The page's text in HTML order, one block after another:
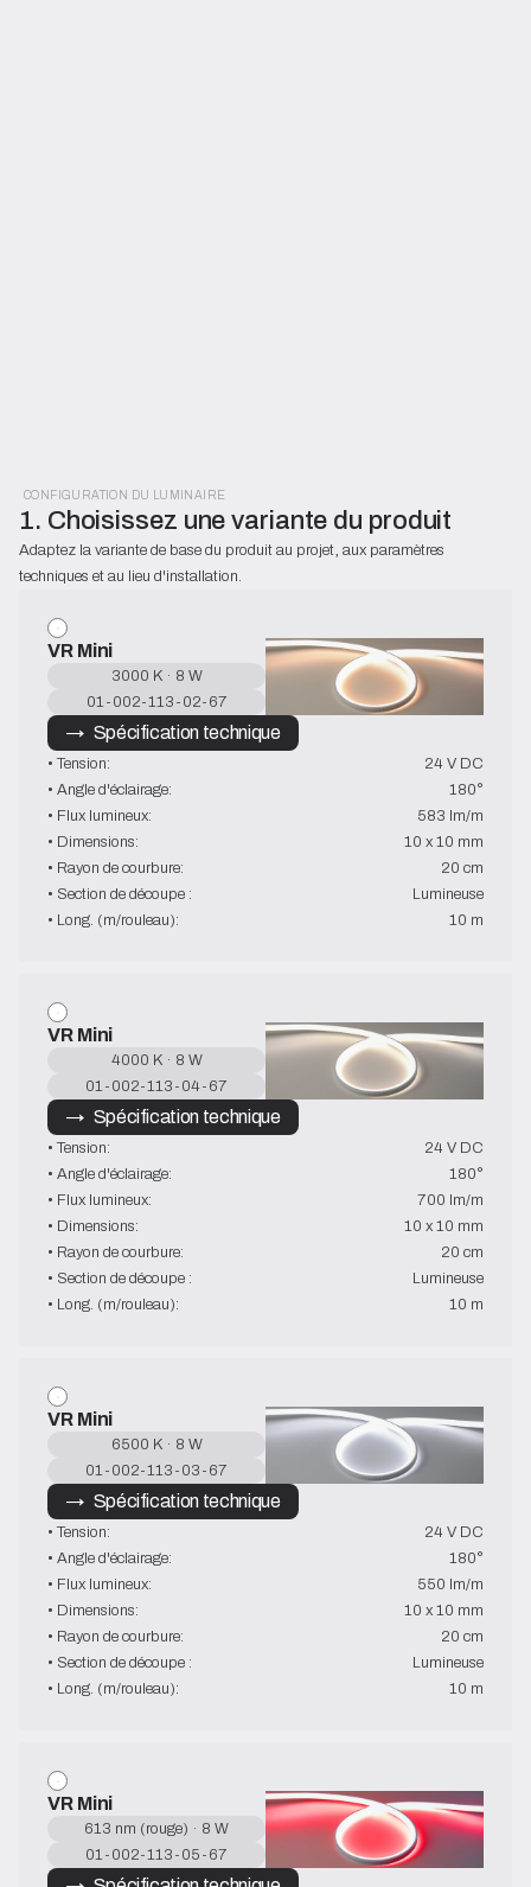
CONFIGURATION DU LUMINAIRE
1. Choisissez une variante du produit
Adaptez la variante de base du produit au projet, aux paramètres
techniques et au lieu d'installation.
VR Mini
3000 K · 8 W
01-002-113-02-67
→   Spécification technique
• Tension:
24 V DC
• Angle d'éclairage:
180°
• Flux lumineux:
583 lm/m
• Dimensions:
10 x 10 mm
• Rayon de courbure:
20 cm
• Section de découpe :
Lumineuse
• Long. (m/rouleau):
10 m
VR Mini
4000 K · 8 W
01-002-113-04-67
→   Spécification technique
• Tension:
24 V DC
• Angle d'éclairage:
180°
• Flux lumineux:
700 lm/m
• Dimensions:
10 x 10 mm
• Rayon de courbure:
20 cm
• Section de découpe :
Lumineuse
• Long. (m/rouleau):
10 m
VR Mini
6500 K · 8 W
01-002-113-03-67
→   Spécification technique
• Tension:
24 V DC
• Angle d'éclairage:
180°
• Flux lumineux:
550 lm/m
• Dimensions:
10 x 10 mm
• Rayon de courbure:
20 cm
• Section de découpe :
Lumineuse
• Long. (m/rouleau):
10 m
VR Mini
613 nm (rouge) · 8 W
01-002-113-05-67